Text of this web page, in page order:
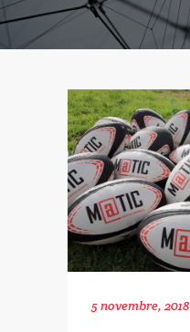
5 novembre, 2018